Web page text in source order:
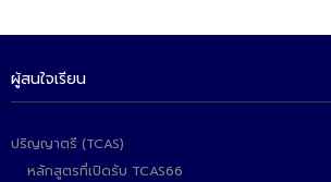
- เทคโนโลยีบัณฑิต
- - เทคโนโลยีสารสนเทศ
- ศูนย์เครื่องมือปฏิบัติการวิทยาศาสตร์
ผู้สนใจเรียน
ปริญญาตรี (TCAS)
หลักสูตรที่เปิดรับ TCAS66